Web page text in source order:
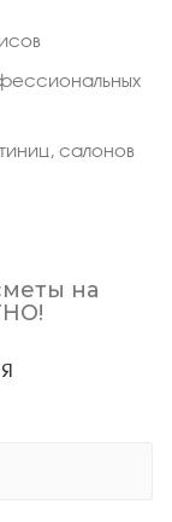
салонов
на